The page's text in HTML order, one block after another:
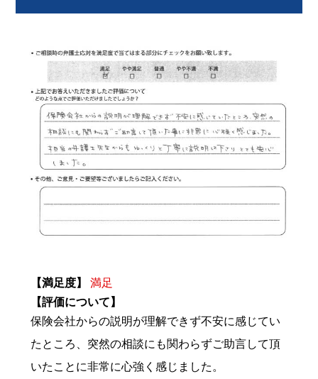
【満足度】
満足
【評価について】
保険会社からの説明が理解できず不安に感じてい
たところ、突然の相談にも関わらずご助言して頂
いたことに非常に心強く感じました。